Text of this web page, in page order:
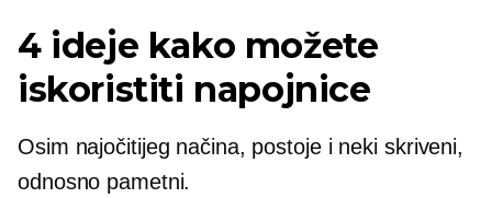
4 ideje kako možete
iskoristiti napojnice
Osim najočitijeg načina, postoje i neki skriveni,
odnosno pametni.